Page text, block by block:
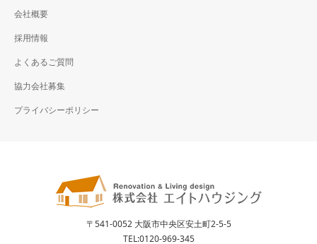
会社概要
採用情報
よくあるご質問
協力会社募集
プライバシーポリシー
〒541-0052 大阪市中央区安土町2-5-5
TEL:0120-969-345